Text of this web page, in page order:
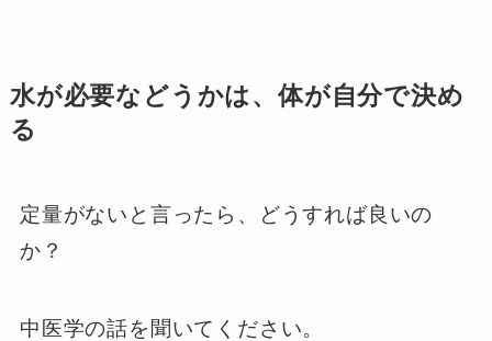
水が必要などうかは、体が自分で決め
る
定量がないと言ったら、どうすれば良いの
か？
中医学の話を聞いてください。